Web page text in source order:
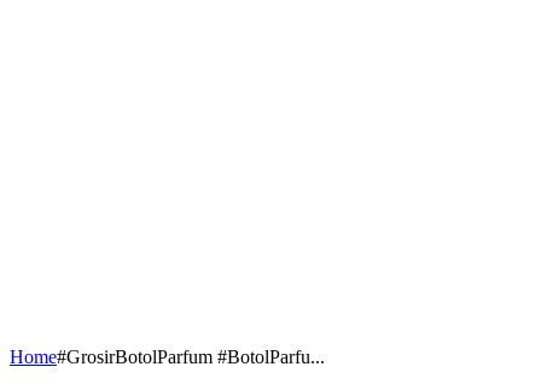
Home#GrosirBotolParfum #BotolParfu...